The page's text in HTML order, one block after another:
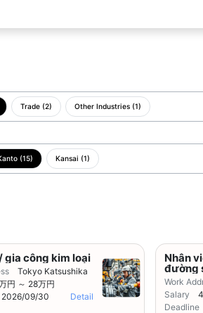
Trade (2) Other Industries (1)
(15) Kansai (1)
gia công kim loại
Tokyo Katsushika
円 ～ 28万円
2026/09/30 Detail
Nhân
đường
Work
Salary
Deadline